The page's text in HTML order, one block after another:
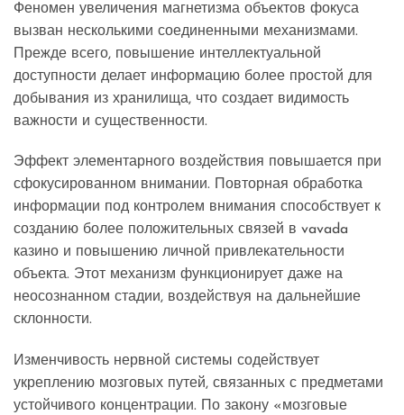
Феномен увеличения магнетизма объектов фокуса
вызван несколькими соединенными механизмами.
Прежде всего, повышение интеллектуальной
доступности делает информацию более простой для
добывания из хранилища, что создает видимость
важности и существенности.
Эффект элементарного воздействия повышается при
сфокусированном внимании. Повторная обработка
информации под контролем внимания способствует к
созданию более положительных связей в vavada
казино и повышению личной привлекательности
объекта. Этот механизм функционирует даже на
неосознанном стадии, воздействуя на дальнейшие
склонности.
Изменчивость нервной системы содействует
укреплению мозговых путей, связанных с предметами
устойчивого концентрации. По закону «мозговые